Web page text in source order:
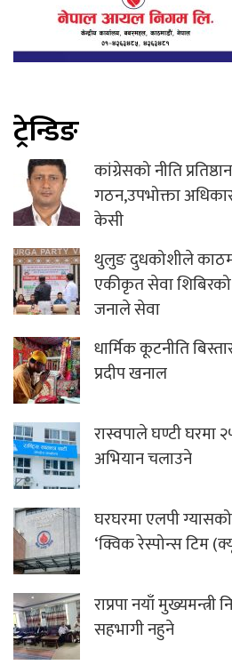
ट्रेन्डिङ
कांग्रेसको नीति
गठन,उपभोक्ता
केसी
थुलुङ दुधकोशीले
एकीकृत सेवा
जनाले सेवा
धार्मिक कूटनीति
प्रदीप खनाल
रास्वपाले घण्टी घरमा
अभियान चलाउने
घरघरमा एलपी
‘क्विक रेस्पोन्स टिम
राप्रपा नयाँ
सहभागी नहुने